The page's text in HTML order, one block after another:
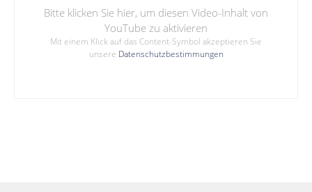
Bitte klicken Sie hier, um diesen Video-Inhalt von
YouTube zu aktivieren
Mit einem Klick auf das Content-Symbol akzeptieren Sie
unsere Datenschutzbestimmungen